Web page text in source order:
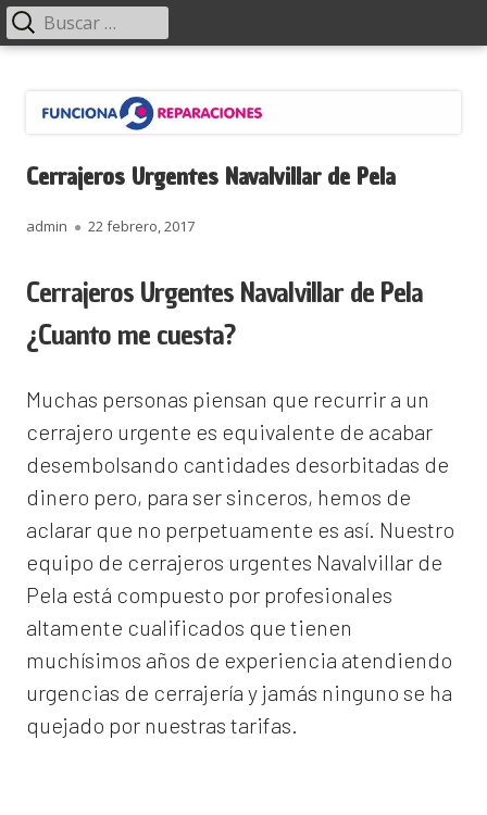
contenido
Menú
principal Buscar:
Cerrajeros Urgentes Navalvillar de Pela
Autor
admin
Publicado
22 febrero, 2017
Cerrajeros Urgentes Navalvillar de Pela
¿Cuanto me cuesta?
Muchas personas piensan que recurrir a un
cerrajero urgente es equivalente de acabar
desembolsando cantidades desorbitadas de
dinero pero, para ser sinceros, hemos de
aclarar que no perpetuamente es así. Nuestro
equipo de cerrajeros urgentes Navalvillar de
Pela está compuesto por profesionales
altamente cualificados que tienen
muchísimos años de experiencia atendiendo
urgencias de cerrajería y jamás ninguno se ha
quejado por nuestras tarifas.